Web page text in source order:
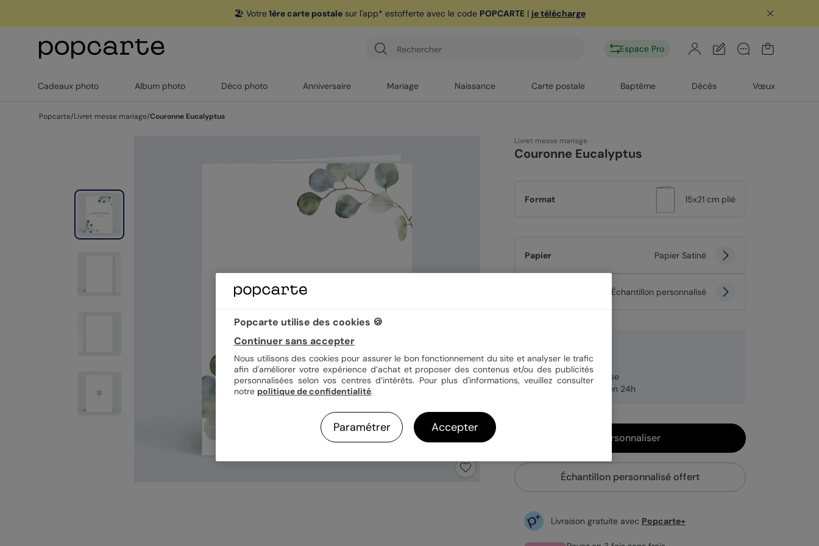
🏖️ Votre1ère carte postalesur l'app* estofferte avec le code POPCARTE| je télécharge
Espace Pro
Cadeaux photo Album photo Déco photo Anniversaire Mariage Naissance Carte postale Baptême Décès Vœux
Popcarte/Livret messe mariage/Couronne Eucalyptus
Livret messe mariage
Couronne Eucalyptus
Format 15x21 cm plié
Papier Papier Satiné
Échantillon personnalisé
Format A4 plié
Fabrication française
Expédition rapide en 24h
Personnaliser
Échantillon personnalisé offert
Livraison gratuite avec Popcarte+
Popcarte utilise des cookies 🍪
Continuer sans accepter
Nous utilisons des cookies pour assurer le bon fonctionnement du site et analyser le trafic
afin d'améliorer votre expérience d’achat et proposer des contenus et/ou des publicités
personnalisées selon vos centres d’intérêts. Pour plus d'informations, veuillez consulter
notre politique de confidentialité.
Paramétrer Accepter